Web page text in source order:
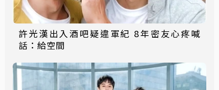
許光漢出入酒吧疑違軍紀 8年密友心疼喊
話：給空間